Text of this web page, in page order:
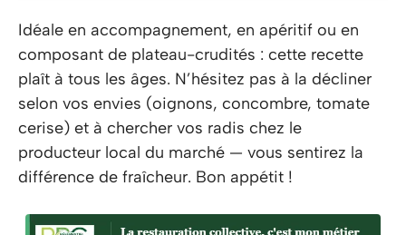
Idéale en accompagnement, en apéritif ou en
composant de plateau-crudités : cette recette
plaît à tous les âges. N’hésitez pas à la décliner
selon vos envies (oignons, concombre, tomate
cerise) et à chercher vos radis chez le
producteur local du marché — vous sentirez la
différence de fraîcheur. Bon appétit !